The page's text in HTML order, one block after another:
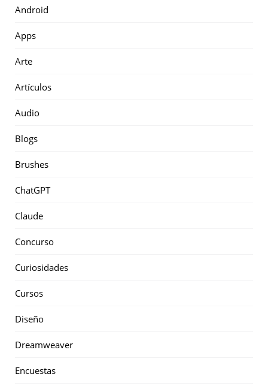
Android
Apps
Arte
Artículos
Audio
Blogs
Brushes
ChatGPT
Claude
Concurso
Curiosidades
Cursos
Diseño
Dreamweaver
Encuestas